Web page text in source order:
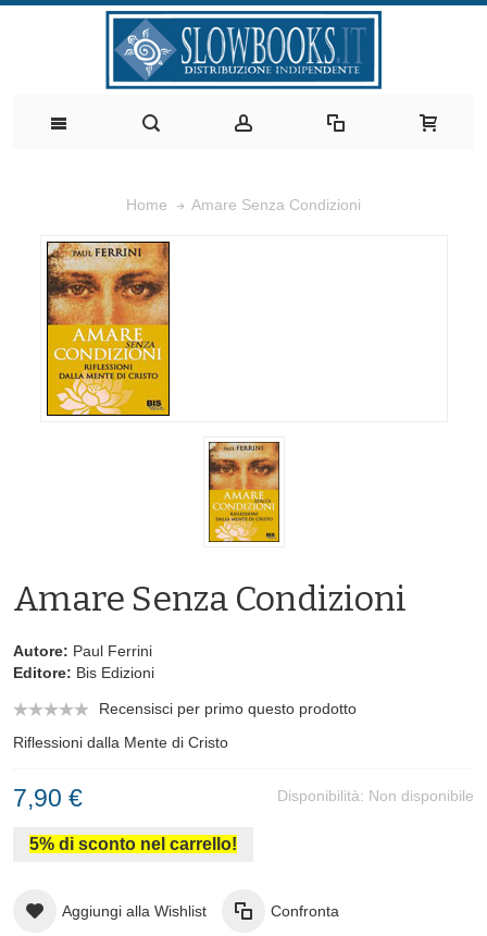
Home Amare Senza Condizioni
Amare Senza Condizioni
Autore: Paul Ferrini
Editore: Bis Edizioni
Recensisci per primo questo prodotto
Riflessioni dalla Mente di Cristo
Disponibilità: Non disponibile
7,90 €
5% di sconto nel carrello!
Aggiungi alla Wishlist Confronta